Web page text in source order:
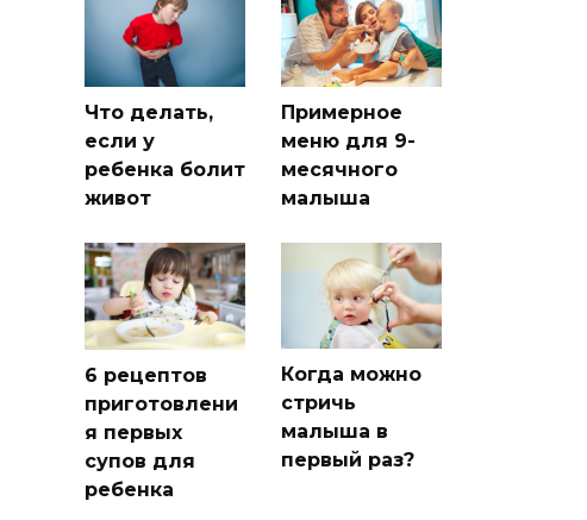
Что делать,
если у
ребенка болит
живот
Примерное
меню для 9-
месячного
малыша
6 рецептов
приготовлени
я первых
супов для
ребенка
Когда можно
стричь
малыша в
первый раз?